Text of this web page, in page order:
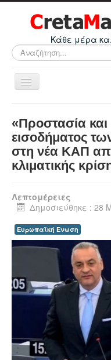
Κάθε μέρα
Αναζήτηση...
Εναλλαγή
πλοήγησης
Οικονομικά
Κρήτη
Ελλάδα
Κόσμος
Απόψεις
Τεχνολογία
Πολιτισμός
Αθλητικά
Βίντεο
Συνταγές
«Προστασία και
εισοδήματος
στη νέα ΚΑΠ
κλιματικής
Λεπτομέρειες
Δημοσιεύθηκε : 28
Ευρωπαϊκή Ένωση